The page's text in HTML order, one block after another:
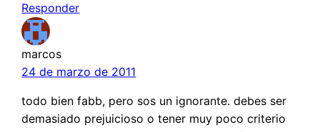
Responder
marcos
24 de marzo de 2011
todo bien fabb, pero sos un ignorante. debes ser
demasiado prejuicioso o tener muy poco criterio